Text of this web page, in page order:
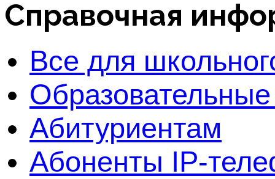
Справочная
Все для
Абитуриентам
Абоненты IP-